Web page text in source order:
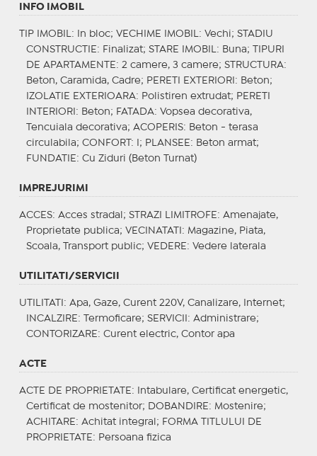
INFO IMOBIL
TIP IMOBIL : In bloc; VECHIME IMOBIL : Vechi; STADIU
CONSTRUCTIE : Finalizat; STARE IMOBIL : Buna;
TIPURI
DE APARTAMENTE : 2 camere, 3 camere; STRUCTURA:
Beton, Caramida, Cadre; PERETI EXTERIORI : Beton;
IZOLATIE EXTERIOARA: Polistiren extrudat; PERETI
INTERIORI : Beton; FATADA: Vopsea decorativa,
Tencuiala decorativa; ACOPERIS: Beton - terasa
circulabila; CONFORT : I; PLANSEE : Beton armat;
FUNDATIE : Cu Ziduri (Beton Turnat)
IMPREJURIMI
ACCES: Acces stradal; STRAZI LIMITROFE : Amenajate,
Proprietate publica; VECINATATI : Magazine, Piata,
Scoala, Transport public; VEDERE : Vedere laterala
UTILITATI/SERVICII
UTILITATI : Apa, Gaze, Curent 220V, Canalizare, Internet;
INCALZIRE : Termoficare; SERVICII : Administrare;
CONTORIZARE : Curent electric, Contor apa
ACTE
ACTE DE PROPRIETATE : Intabulare, Certificat energetic,
Certificat de mostenitor;
DOBANDIRE : Mostenire;
ACHITARE : Achitat integral; FORMA TITLULUI DE
PROPRIETATE : Persoana fizica